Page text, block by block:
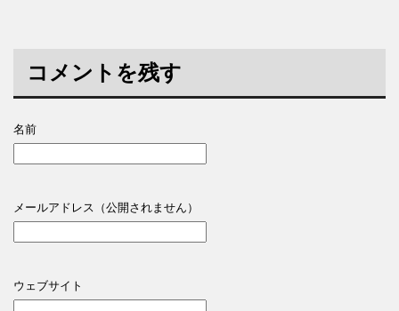
コメントを残す
名前
メールアドレス（公開されません）
ウェブサイト